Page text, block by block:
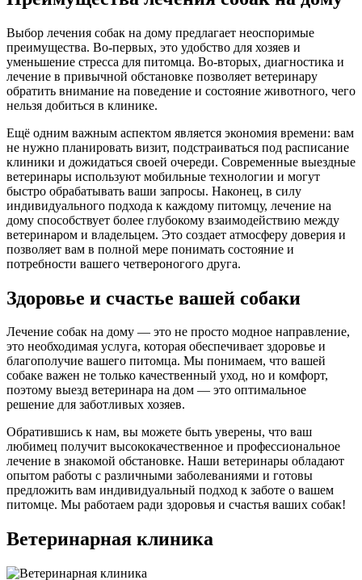
Выбор лечения собак на дому предлагает неоспоримые
преимущества. Во-первых, это удобство для хозяев и
уменьшение стресса для питомца. Во-вторых, диагностика и
лечение в привычной обстановке позволяет ветеринару
обратить внимание на поведение и состояние животного, чего
нельзя добиться в клинике.
Ещё одним важным аспектом является экономия времени: вам
не нужно планировать визит, подстраиваться под расписание
клиники и дожидаться своей очереди. Современные выездные
ветеринары используют мобильные технологии и могут
быстро обрабатывать ваши запросы. Наконец, в силу
индивидуального подхода к каждому питомцу, лечение на
дому способствует более глубокому взаимодействию между
ветеринаром и владельцем. Это создает атмосферу доверия и
позволяет вам в полной мере понимать состояние и
потребности вашего четвероногого друга.
Здоровье и счастье вашей собаки
Лечение собак на дому — это не просто модное направление,
это необходимая услуга, которая обеспечивает здоровье и
благополучие вашего питомца. Мы понимаем, что вашей
собаке важен не только качественный уход, но и комфорт,
поэтому выезд ветеринара на дом — это оптимальное
решение для заботливых хозяев.
Обратившись к нам, вы можете быть уверены, что ваш
любимец получит высококачественное и профессиональное
лечение в знакомой обстановке. Наши ветеринары обладают
опытом работы с различными заболеваниями и готовы
предложить вам индивидуальный подход к заботе о вашем
питомце. Мы работаем ради здоровья и счастья ваших собак!
Ветеринарная клиника